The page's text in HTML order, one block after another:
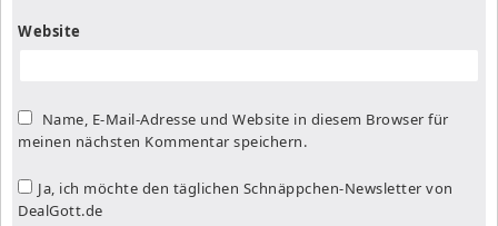
Website
Name, E-Mail-Adresse und Website in diesem Browser für
meinen nächsten Kommentar speichern.
Ja, ich möchte den täglichen Schnäppchen-Newsletter von
DealGott.de